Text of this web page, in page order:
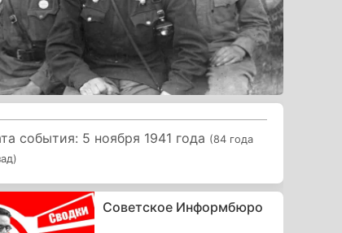
события: 5 ноября 1941 года (84 года
Советское Информбюро